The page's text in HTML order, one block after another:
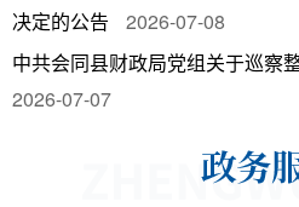
决定的公告
2026-07-08
中共会同县财政局党组关于巡察
2026-07-07